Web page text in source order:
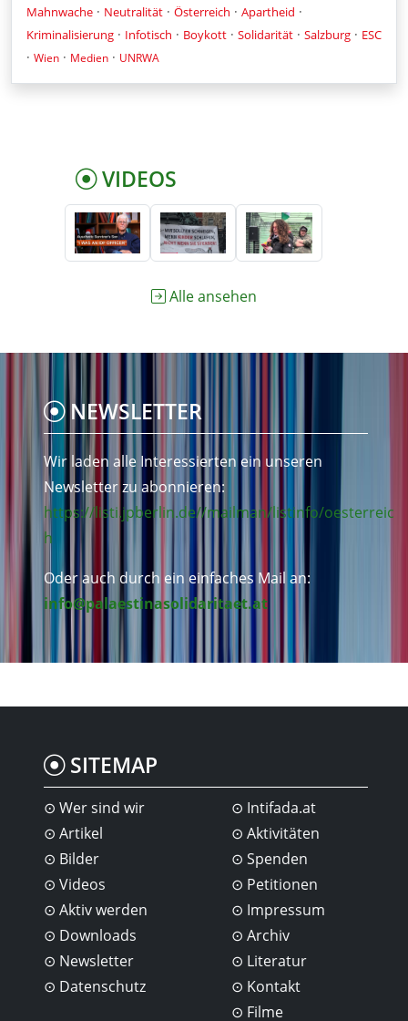
Mahnwache · Neutralität · Österreich · Apartheid ·
Kriminalisierung · Infotisch · Boykott · Solidarität · Salzburg · ESC
· Wien · Medien · UNRWA
VIDEOS
Alle ansehen
NEWSLETTER
Wir laden alle Interessierten ein unseren
Newsletter zu abonnieren:
https://listi.jpberlin.de//mailman/listinfo/oesterreic
h
Oder auch durch ein einfaches Mail an:
info@palaestinasolidaritaet.at
SITEMAP
Wer sind wir
Artikel
Bilder
Videos
Intifada.at
Aktivitäten
Spenden
Petitionen
Aktiv werden
Downloads
Newsletter
Datenschutz
Impressum
Archiv
Literatur
Kontakt
Filme